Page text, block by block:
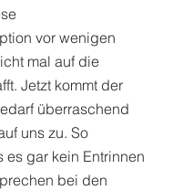
vor wenigen
mal auf die
Jetzt kommt der
überraschend
uns zu. So
es gar kein Entrinnen
bei den